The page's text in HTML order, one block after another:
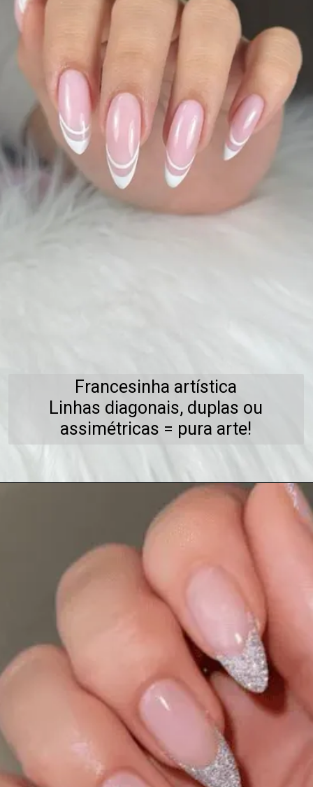
Francesinha artística
Linhas diagonais, duplas ou
assimétricas = pura arte!